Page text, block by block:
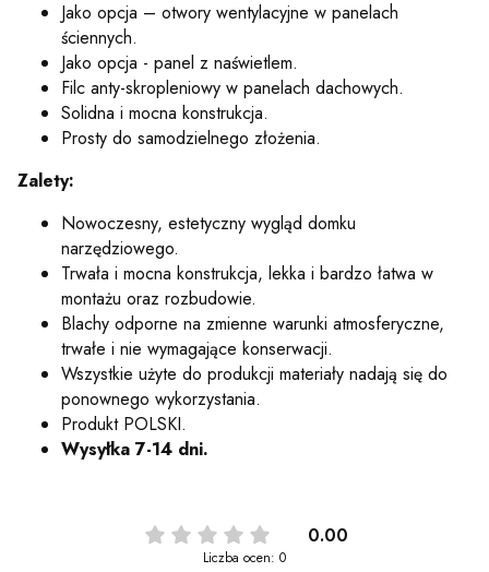
Jako opcja – otwory wentylacyjne w panelach
ściennych.
Jako opcja - panel z naświetlem.
Filc anty-skropleniowy w panelach dachowych.
Solidna i mocna konstrukcja.
Prosty do samodzielnego złożenia.
Zalety:
Nowoczesny, estetyczny wygląd domku
narzędziowego.
Trwała i mocna konstrukcja, lekka i bardzo łatwa w
montażu oraz rozbudowie.
Blachy odporne na zmienne warunki atmosferyczne,
trwałe i nie wymagające konserwacji.
Wszystkie użyte do produkcji materiały nadają się do
ponownego wykorzystania.
Produkt POLSKI.
Wysyłka 7-14 dni.
0.00
Liczba ocen: 0